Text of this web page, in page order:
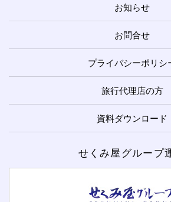
お知らせ
お問合せ
プライバシーポリシ
旅行代理店の方
資料ダウンロード
せくみ屋グループ